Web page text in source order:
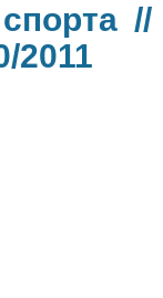
//
2011